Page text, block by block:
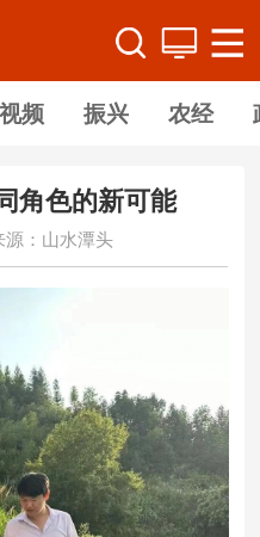
视频 振兴 农经
角色的新可能
：山水潭头